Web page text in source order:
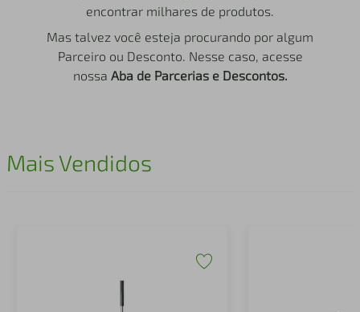
encontrar milhares de produtos.
Mas talvez você esteja procurando por algum
Parceiro ou Desconto. Nesse caso, acesse
nossa Aba de Parcerias e Descontos.
Mais Vendidos